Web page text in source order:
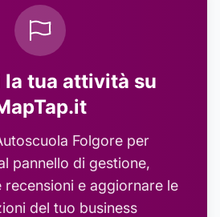
la tua attività su
Folgoreper
pannello di gestione,
recensioni e aggiornare le
del tuo business